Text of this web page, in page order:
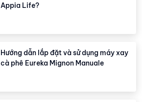
Appia Life?
Hướng dẫn lắp đặt và sử dụng máy xay
cà phê Eureka Mignon Manuale